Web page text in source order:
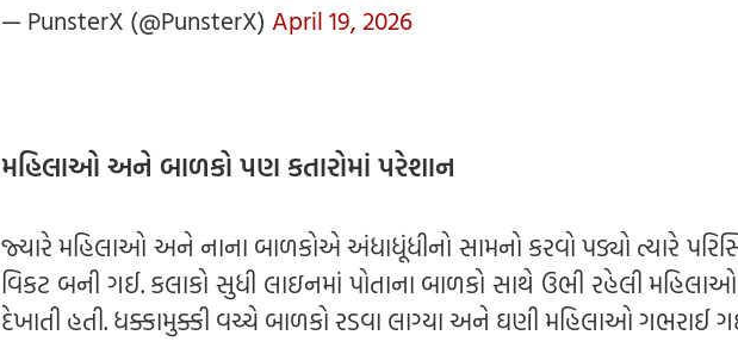
— PunsterX (@PunsterX) April 19, 2026
મહિલાઓ અને બાળકો પણ કતારોમાં પરેશાન
જ્યારે મહિલાઓ અને નાના બાળકોએ અંધાધૂંધીનો સામનો કરવો પડ્યો ત્યારે
વિકટ બની ગઈ. કલાકો સુધી લાઇનમાં પોતાના બાળકો સાથે ઉભી રહેલી
દેખાતી હતી. ધક્કામુક્કી વચ્ચે બાળકો રડવા લાગ્યા અને ઘણી મહિલાઓ ગભરાઈ